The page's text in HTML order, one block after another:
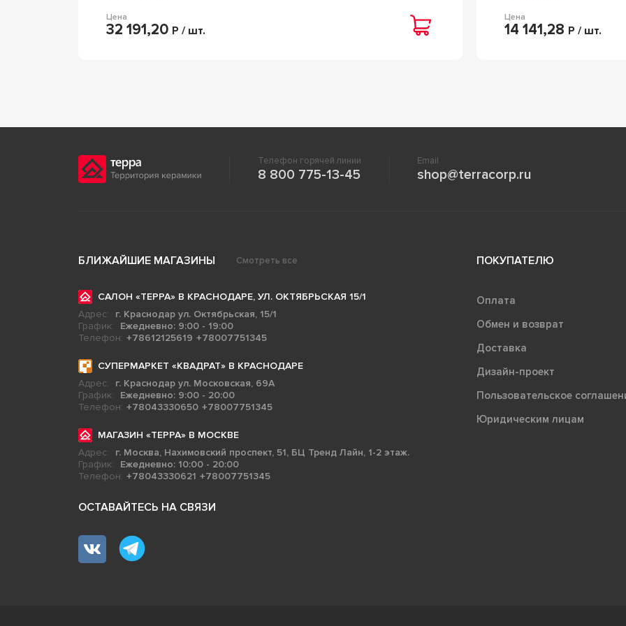
Цена
32 191,20 Р / шт.
Цена
14 141,28 Р / шт.
Телефон горячей линии
8 800 775-13-45
Email
shop@terracorp.ru
БЛИЖАЙШИЕ МАГАЗИНЫ Смотреть все
САЛОН «ТЕРРА» В КРАСНОДАРЕ, УЛ. ОКТЯБРЬСКАЯ 15/1
Адрес:
г. Краснодар ул. Октябрьская, 15/1
График:
Ежедневно: 9:00 - 19:00
Телефон: +78612125619 +78007751345
СУПЕРМАРКЕТ «КВАДРАТ» В КРАСНОДАРЕ
Адрес:
г. Краснодар ул. Московская, 69А
График:
Ежедневно: 9:00 - 20:00
Телефон: +78043330650 +78007751345
МАГАЗИН «ТЕРРА» В МОСКВЕ
Адрес:
г. Москва, Нахимовский проспект, 51, БЦ Тренд Лайн, 1-2 этаж.
График:
Ежедневно: 10:00 - 20:00
Телефон: +78043330621 +78007751345
ОСТАВАЙТЕСЬ НА СВЯЗИ
ПОКУПАТЕЛЮ
Оплата
Обмен и возврат
Доставка
Дизайн-проект
Пользовательское
Юридическим лицам